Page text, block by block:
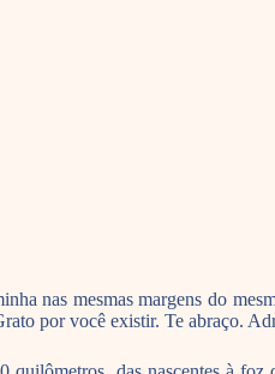
nas mesmas margens do
por você existir. Te abraço.